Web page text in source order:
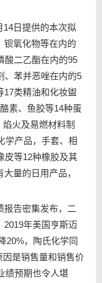
日提供的本次拟
钡氧化物等在内的
酸二乙酯在内的95
、苯并恶唑在内的5
17类精油和化妆盥
素、鱼胶等14种蛋
火及易燃材料制
学产品，手套、相
皮等12种橡胶及其
量的日用产品，
告密集发布，二
2019年美国亨斯迈
20%，陶氏化学同
因是销售量和销售价
绩预期也令人堪